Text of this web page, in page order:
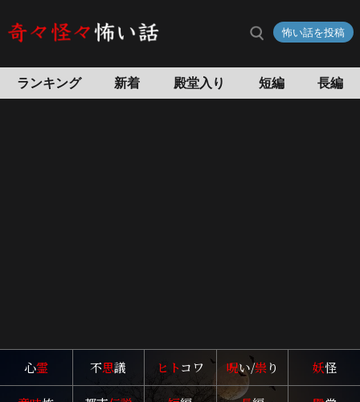
怖い話を投稿
ランキング 新着 殿堂入り 短編 長編
心霊 不思議 ヒトコワ 呪い/祟り 妖怪